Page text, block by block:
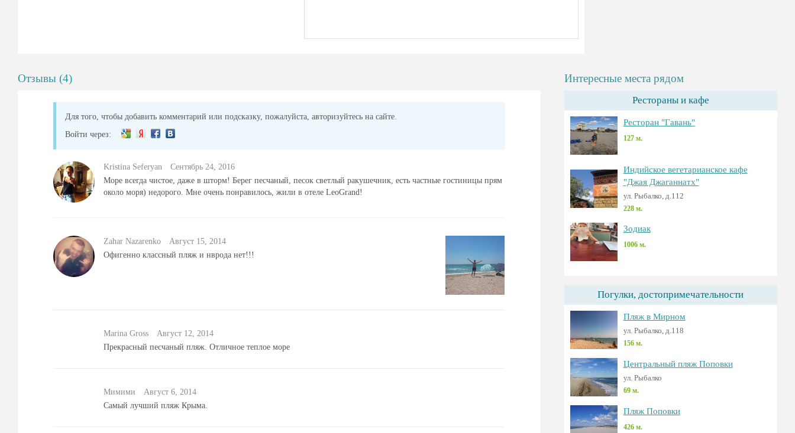
Отзывы (4)
Для того, чтобы добавить комментарий или подсказку, пожалуйста, авторизуйтесь на сайте.
Войти через:
Kristina Seferyan
Сентябрь 24, 2016
Море всегда чистое, даже в шторм! Берег песчаный, песок светлый ракушечник, есть частные гостиницы прям
около моря) недорого. Мне очень понравилось, жили в отеле LeoGrand!
Zahar Nazarenko
Август 15, 2014
Офигенно классный пляж и нврода нет!!!
Marina Gross
Август 12, 2014
Прекрасный песчаный пляж. Отличное теплое море
Мимими
Август 6, 2014
Самый лучший пляж Крыма.
Интересные места рядом
Рестораны и кафе
Ресторан "Гавань"
127 м.
Индийское вегетарианское кафе
"Джая Джаганнатх"
ул. Рыбалко, д.112
228 м.
Зодиак
1006 м.
Погулки, достопримечательности
Пляж в Мирном
ул. Рыбалко, д.118
156 м.
Центральный пляж Поповки
ул. Рыбалко
69 м.
Пляж Поповки
426 м.